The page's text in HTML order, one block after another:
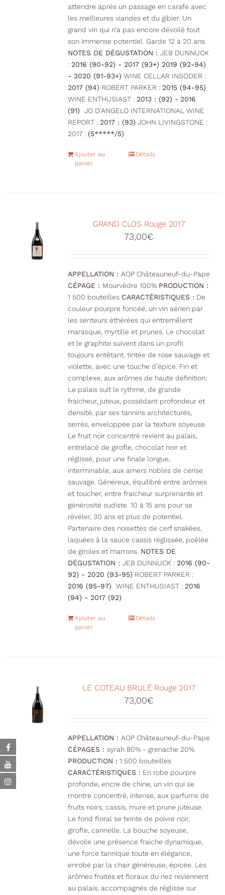
attendre après un passage en carafe avec
les meilleures viandes et du gibier. Un
grand vin qui n’a pas encore dévoilé tout
son immense potentiel. Garde 12 à 20 ans.
NOTES DE DÉGUSTATION : JEB DUNNUCK
: 2016 (90-92) - 2017 (93+) 2019 (92-94)
- 2020 (91-93+) WINE CELLAR INSODER :
2017 (94) ROBERT PARKER : 2015 (94-95)
WINE ENTHUSIAST : 2013 : (92) - 2016
(91)
JO D'ANGELO INTERNATIONAL WINE
REPORT : 2017 : (93) JOHN LIVINGSTONE :
2017 : (5*****/5)
Ajouter au
panier
Détails
GRAND CLOS Rouge 2017
73,00€
APPELLATION : AOP Châteauneuf-du-Pape
CÉPAGE : Mourvèdre 100% PRODUCTION :
1 500 bouteilles CARACTÉRISTIQUES : De
couleur pourpre foncée, un vin aérien par
les senteurs éthérées qui entremêlent
marasque, myrtille et prunes. Le chocolat
et le graphite suivent dans un profil
toujours entêtant, tintée de rose sauvage et
violette, avec une touche d’épice. Fin et
complexe, aux arômes de haute définition.
Le palais suit le rythme, de grande
fraicheur, juteux, possédant profondeur et
densité, par ses tannins architecturés,
serrés, enveloppée par la texture soyeuse.
Le fruit noir concentré revient au palais,
entrelacé de girofle, chocolat noir et
réglissé, pour une finale longue,
interminable, aux amers nobles de cerise
sauvage. Généreux, équilibré entre arômes
et toucher, entre fraicheur surprenante et
générosité sudiste. 10 à 15 ans pour se
révéler, 30 ans et plus de potentiel.
Partenaire des noisettes de cerf snakées,
laquées à la sauce cassis réglissée, poêlée
de giroles et marrons. NOTES DE
DÉGUSTATION : JEB DUNNUCK : 2016 (90-
92) - 2020 (93-95) ROBERT PARKER :
2016 (95-97)
WINE ENTHUSIAST : 2016
(94) - 2017 (92)
Ajouter au
panier
Détails
LE COTEAU BRULÉ Rouge 2017
73,00€
APPELLATION : AOP Châteauneuf-du-Pape
CÉPAGES : syrah 80% - grenache 20%
PRODUCTION : 1 500 bouteilles
CARACTÉRISTIQUES : En robe pourpre
profonde, encre de chine, un vin qui se
montre concentré, intense, aux parfums de
fruits noirs, cassis, mure et prune juteuse.
Le fond floral se teinte de poivre noir,
girofle, cannelle. La bouche soyeuse,
dévoile une présence fraiche dynamique,
une force tannique toute en élégance,
enrobé par la chair généreuse, épicée. Les
arômes fruités et floraux du nez reviennent
au palais, accompagnés de réglisse sur